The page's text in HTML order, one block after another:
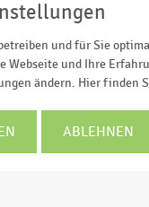
und für Sie
Webseite und Ihre
ändern. Hier finden
ABLEHNEN